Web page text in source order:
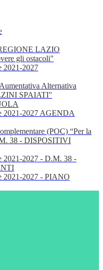
LAZIO
gli ostacoli"
2021-2027
Alternativa
SPAIATI"
2021-2027 AGENDA
(POC) “Per la
38 - DISPOSITIVI
2021-2027 - D.M. 38 -
2021-2027 - PIANO